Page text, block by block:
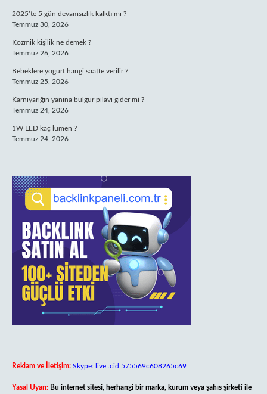
2025’te 5 gün devamsızlık kalktı mı ?
Temmuz 30, 2026
Kozmik kişilik ne demek ?
Temmuz 26, 2026
Bebeklere yoğurt hangi saatte verilir ?
Temmuz 25, 2026
Karnıyarığın yanına bulgur pilavı gider mi ?
Temmuz 24, 2026
1W LED kaç lümen ?
Temmuz 24, 2026
Reklam ve İletişim: Skype: live:.cid.575569c608265c69
Yasal Uyarı: Bu internet sitesi, herhangi bir marka, kurum veya şahıs şirketi ile